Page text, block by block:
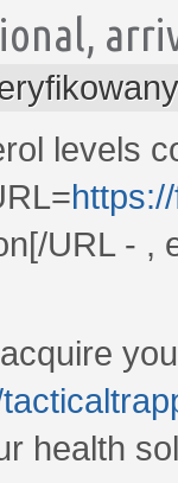
levels
URL - ,
health